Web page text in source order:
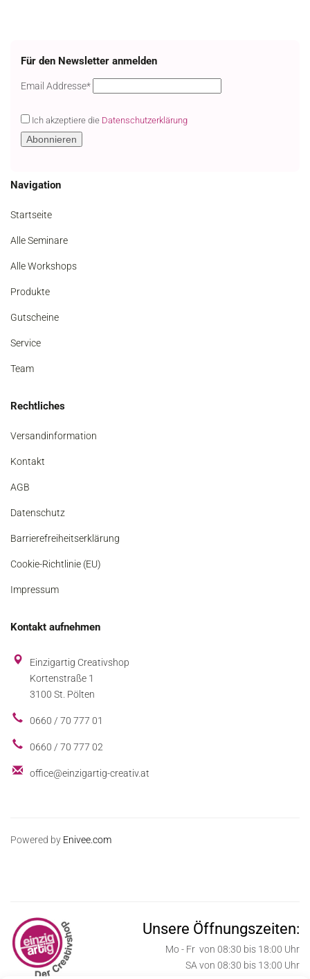
Für den Newsletter anmelden
Email Addresse*
Ich akzeptiere die Datenschutzerklärung
Navigation
Startseite
Alle Seminare
Alle Workshops
Produkte
Gutscheine
Service
Team
Rechtliches
Versandinformation
Kontakt
AGB
Datenschutz
Barrierefreiheitserklärung
Cookie-Richtlinie (EU)
Impressum
Kontakt aufnehmen
Einzigartig Creativshop
Kortenstraße 1
3100 St. Pölten
0660 / 70 777 01
0660 / 70 777 02
office@einzigartig-creativ.at
Powered by Enivee.com
Unsere Öffnungszeiten:
Mo - Fr von 08:30 bis 18:00 Uhr
SA von 08:30 bis 13:00 Uhr